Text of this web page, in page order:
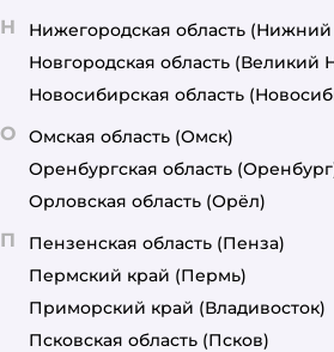
Н Нижегородская область (Нижний
Новгородская область (Великий
Новосибирская область
О Омская область (Омск)
Оренбургская область
Орловская область (Орёл)
П Пензенская область (Пенза)
Пермский край (Пермь)
Приморский край (Владивосток)
Псковская область (Псков)